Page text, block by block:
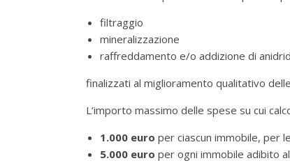
filtraggio
mineralizzazione
raffreddamento e/o addizione di
finalizzati al miglioramento qualitativo
L’importo massimo delle spese su cui
1.000 euro per ciascun immobile, per
5.000 euro per ogni immobile adibito